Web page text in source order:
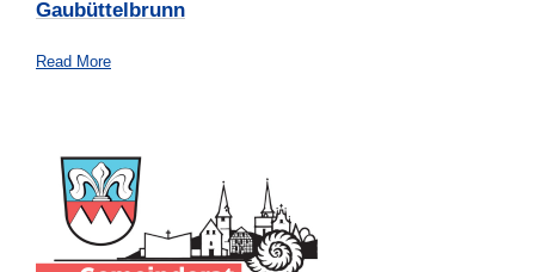
Gaubüttelbrunn
Read More